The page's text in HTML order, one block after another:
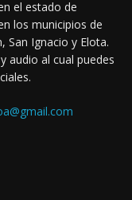
el estado de
los municipios de
San Ignacio y Elota.
audio al cual puedes